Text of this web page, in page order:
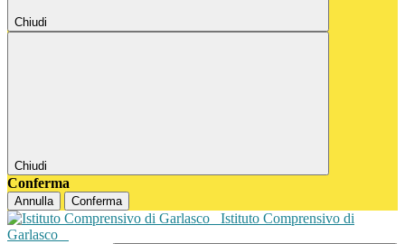
Chiudi
Chiudi
Conferma
Annulla Conferma
Istituto Comprensivo di
Garlasco